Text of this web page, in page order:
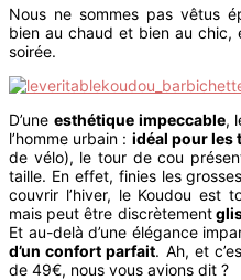
Nous ne sommes pas vêtus
bien au chaud et bien au chic,
soirée.
D’une esthétique impeccable,
l’homme urbain : idéal pour les
de vélo), le tour de cou
taille. En effet, finies les
couvrir l’hiver, le Koudou
mais peut être discrètement
Et au-delà d’une élégance
d’un confort parfait. Ah, et
de 49€, nous vous avions dit ?